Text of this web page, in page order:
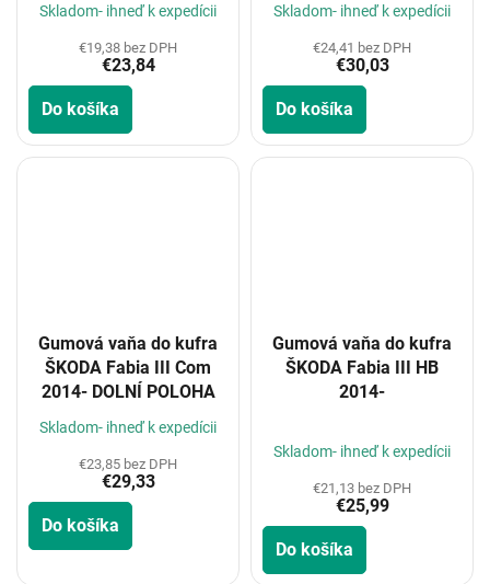
Skladom- ihneď k expedícii
€19,38 bez DPH
€23,84
Do košíka
Skladom- ihneď k expedícii
€24,41 bez DPH
€30,03
Do košíka
Gumová vaňa do kufra
ŠKODA Fabia III Com
2014- DOLNÍ POLOHA
Skladom- ihneď k expedícii
€23,85 bez DPH
€29,33
Do košíka
Gumová vaňa do kufra
ŠKODA Fabia III HB
2014-
hodnotenie
z
5
hviezdičiek.
Skladom- ihneď k expedícii
€21,13 bez DPH
€25,99
Do košíka